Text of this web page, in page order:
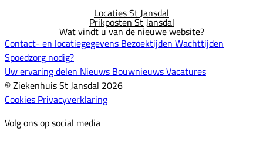
Locaties St Jansdal
Prikposten St Jansdal
Wat vindt u van de nieuwe website?
Contact- en locatiegegevens Bezoektijden Wachttijden
Spoedzorg nodig?
Uw ervaring delen Nieuws BouwnieuwsVacatures
© Ziekenhuis St Jansdal 2026
Cookies Privacyverklaring
Volg ons op social media